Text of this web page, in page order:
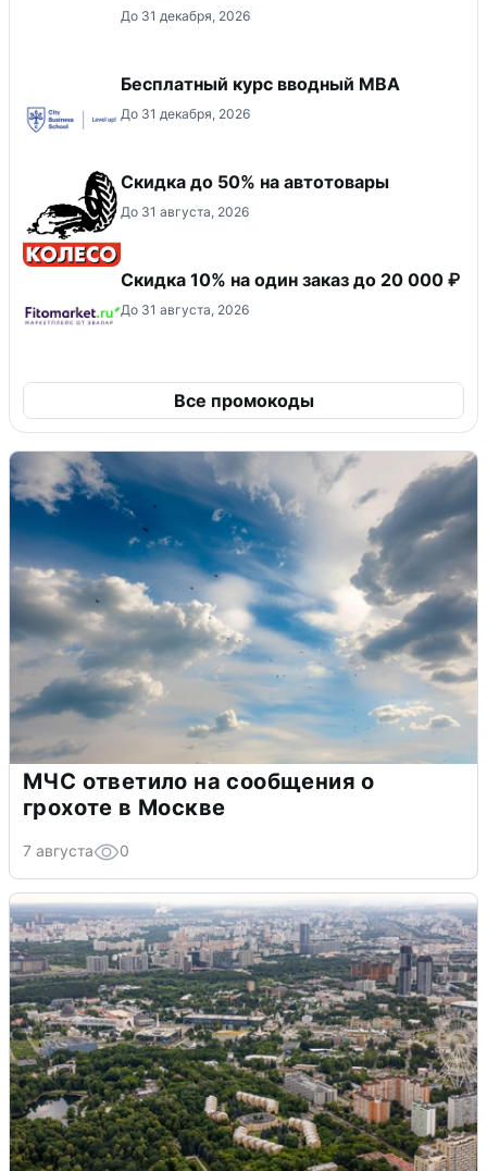
До 31 декабря, 2026
Бесплатный курс вводный МВА
До 31 декабря, 2026
Скидка до 50% на автотовары
До 31 августа, 2026
Скидка 10% на один заказ до 20 000 ₽
До 31 августа, 2026
Все промокоды
МЧС ответило на сообщения о
грохоте в Москве
7 августа 0